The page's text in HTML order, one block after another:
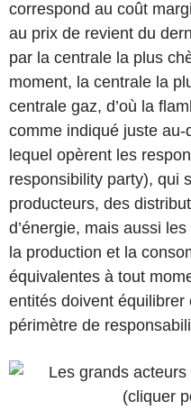
correspond au coût
au prix de revient du
par la centrale la plus
moment, la centrale la
centrale gaz, d’où la
comme indiqué juste
lequel opèrent les
responsibility party), qui
producteurs, des
d’énergie, mais aussi
la production et la
équivalentes à tout
entités doivent
périmètre de